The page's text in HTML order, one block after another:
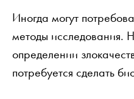
Иногда могут
методы исследования.
определении
потребуется сделать